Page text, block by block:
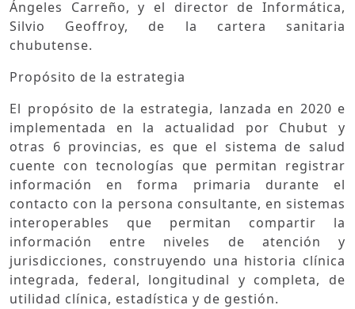
Ángeles Carreño, y el director de Informática,
Silvio Geoffroy, de la cartera sanitaria
chubutense.
Propósito de la estrategia
El propósito de la estrategia, lanzada en 2020 e
implementada en la actualidad por Chubut y
otras 6 provincias, es que el sistema de salud
cuente con tecnologías que permitan registrar
información en forma primaria durante el
contacto con la persona consultante, en sistemas
interoperables que permitan compartir la
información entre niveles de atención y
jurisdicciones, construyendo una historia clínica
integrada, federal, longitudinal y completa, de
utilidad clínica, estadística y de gestión.